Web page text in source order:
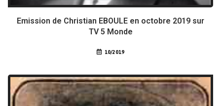
Emission de Christian EBOULE en octobre 2019 sur
TV 5 Monde
10/2019